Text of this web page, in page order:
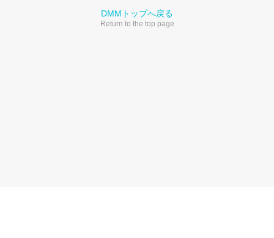
DMMトップへ戻る
Return to the top page